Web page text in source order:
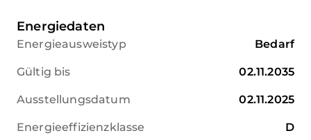
Energiedaten
Energieausweistyp Bedarf
Gültig bis 02.11.2035
Ausstellungsdatum 02.11.2025
Energieeffizienzklasse D